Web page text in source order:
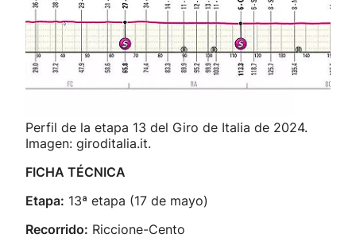
Perfil de la etapa 13 del Giro de Italia de 2024.
Imagen: giroditalia.it.
FICHA TÉCNICA
Etapa: 13ª etapa (17 de mayo)
Recorrido: Riccione-Cento